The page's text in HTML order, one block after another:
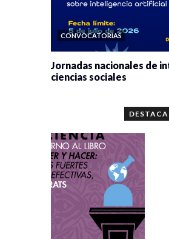
CONVOCATORIAS
Jornadas nacionales de
ciencias sociales